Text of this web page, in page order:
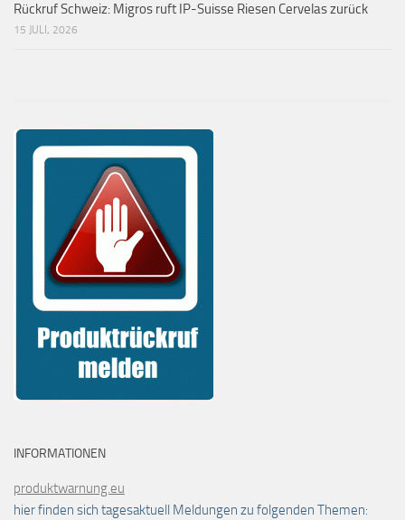
Rückruf Schweiz: Migros ruft IP-Suisse Riesen Cervelas zurück
15 JULI, 2026
INFORMATIONEN
produktwarnung.eu
hier finden sich tagesaktuell Meldungen zu folgenden Themen: